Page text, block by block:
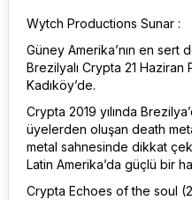
Wytch Productions Sunar :
Güney Amerika’nın en sert
Brezilyalı Crypta 21
Kadıköy’de.
Crypta 2019 yılında
üyelerden oluşan death
metal sahnesinde dikkat
Latin Amerika’da güçlü bir
Crypta Echoes of the soul